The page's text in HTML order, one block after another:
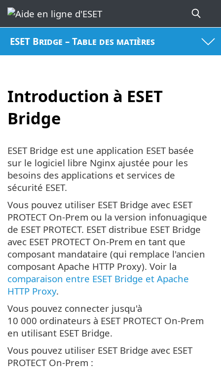
ESET Bridge – Table des matières
Introduction à ESET
Bridge
ESET Bridge est une application ESET basée
sur le logiciel libre Nginx ajustée pour les
besoins des applications et services de
sécurité ESET.
Vous pouvez utiliser ESET Bridge avec ESET
PROTECT On-Prem ou la version infonuagique
de ESET PROTECT. ESET distribue ESET Bridge
avec ESET PROTECT On-Prem en tant que
composant mandataire (qui remplace l'ancien
composant Apache HTTP Proxy). Voir la
comparaison entre ESET Bridge et Apache
HTTP Proxy.
Vous pouvez connecter jusqu'à
10 000 ordinateurs à ESET PROTECT On-Prem
en utilisant ESET Bridge.
Vous pouvez utiliser ESET Bridge avec ESET
PROTECT On-Prem :